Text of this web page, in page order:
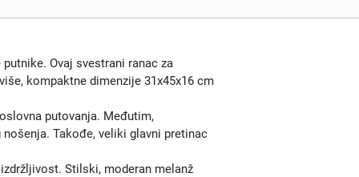
Ovaj svestrani ranac za
kompaktne dimenzije 31x45x16 cm
putovanja. Međutim,
Takođe, veliki glavni pretinac
Stilski, moderan melanž